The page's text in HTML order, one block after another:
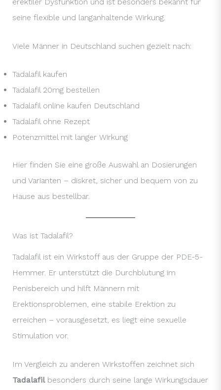
seine flexible und langanhaltende Wirkung.
Viele Männer in Deutschland suchen gezielt nach:
Tadalafil kaufen
Tadalafil 20mg bestellen
Tadalafil online kaufen Deutschland
Tadalafil ohne Rezept
Potenzmittel mit langer Wirkung
Hier finden Sie eine große Auswahl an Dosierungen
und Varianten – diskret, sicher und bequem von zu
Hause aus bestellbar.
Was ist Tadalafil?
Tadalafil ist ein Wirkstoff aus der Gruppe der PDE-5-
Hemmer. Er unterstützt die Durchblutung im
Penisbereich und hilft Männern mit
Erektionsproblemen, eine stabile Erektion zu
erreichen – vorausgesetzt, es liegt eine sexuelle
Stimulation vor.
Im Vergleich zu anderen Wirkstoffen zeichnet sich
Tadalafilbesonders durch seine lange Wirkungsdauer